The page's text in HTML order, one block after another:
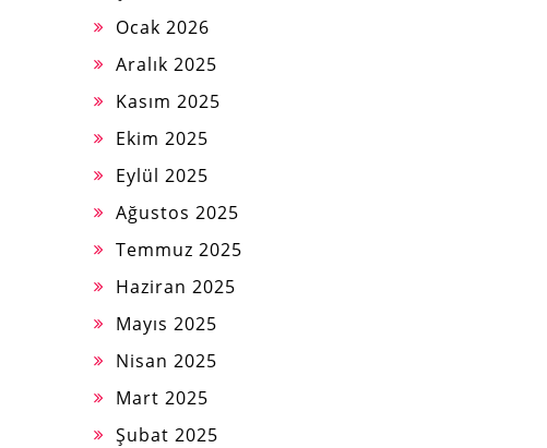
Ocak 2026
Aralık 2025
Kasım 2025
Ekim 2025
Eylül 2025
Ağustos 2025
Temmuz 2025
Haziran 2025
Mayıs 2025
Nisan 2025
Mart 2025
Şubat 2025